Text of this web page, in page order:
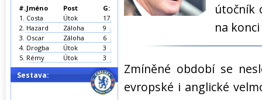
útočník
na
Zmíněné období se
evropské i anglické
#.Jméno Post
G:
1. Costa Útok
17
2. Hazard Záloha
9
3. Oscar Záloha
6
4. Drogba Útok
3
5. Rémy Útok 3
Sestava: